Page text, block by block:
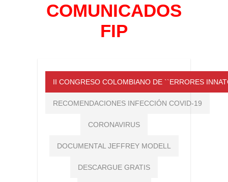
COMUNICADOS
FIP
II CONGRESO COLOMBIANO DE ``ERRORES
RECOMENDACIONES INFECCIÓN COVID-19
CORONAVIRUS
DOCUMENTAL JEFFREY MODELL
DESCARGUE GRATIS